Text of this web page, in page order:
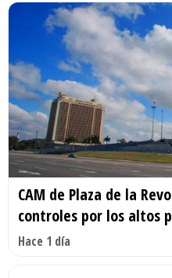
CAM de Plaza de la
controles por los altos
Hace 1 día